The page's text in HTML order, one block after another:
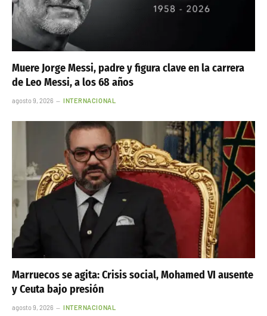
Muere Jorge Messi, padre y figura clave en la carrera
de Leo Messi, a los 68 años
agosto 9, 2026 INTERNACIONAL
Marruecos se agita: Crisis social, Mohamed VI ausente
y Ceuta bajo presión
agosto 9, 2026 INTERNACIONAL